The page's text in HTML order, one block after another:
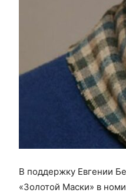
В поддержку Евгении
«Золотой Маски» в